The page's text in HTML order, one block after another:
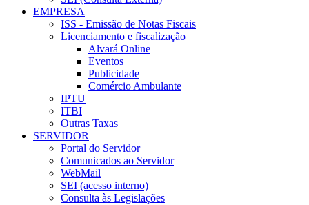
EMPRESA
ISS - Emissão de Notas Fiscais
Licenciamento e fiscalização
Alvará Online
Eventos
Publicidade
Comércio Ambulante
IPTU
ITBI
Outras Taxas
SERVIDOR
Portal do Servidor
Comunicados ao Servidor
WebMail
SEI (acesso interno)
Consulta às Legislações